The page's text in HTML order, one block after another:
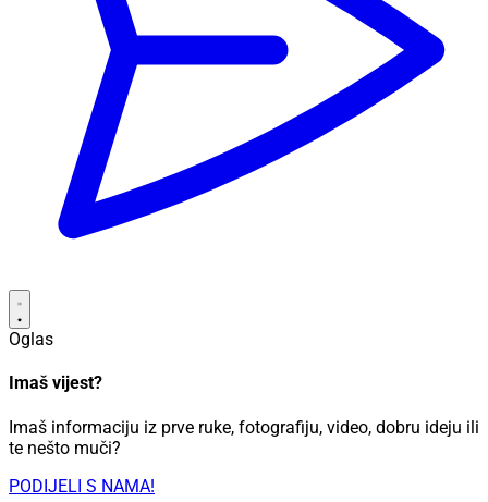
Oglas
Imaš vijest?
Imaš informaciju iz prve ruke, fotografiju, video, dobru ideju ili
te nešto muči?
PODIJELI S NAMA!